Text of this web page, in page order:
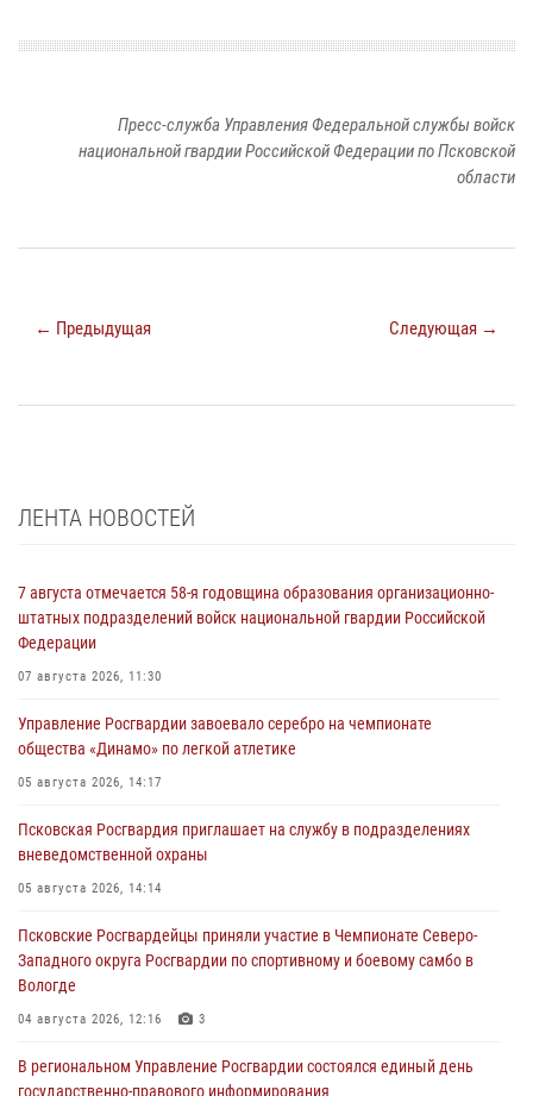
Пресс-служба Управления Федеральной службы войск
национальной гвардии Российской Федерации по Псковской
области
← Предыдущая Следующая →
ЛЕНТА НОВОСТЕЙ
7 августа отмечается 58-я годовщина образования организационно-
штатных подразделений войск национальной гвардии Российской
Федерации
07 августа 2026, 11:30
Управление Росгвардии завоевало серебро на чемпионате
общества «Динамо» по легкой атлетике
05 августа 2026, 14:17
Псковская Росгвардия приглашает на службу в подразделениях
вневедомственной охраны
05 августа 2026, 14:14
Псковские Росгвардейцы приняли участие в Чемпионате Северо-
Западного округа Росгвардии по спортивному и боевому самбо в
Вологде
04 августа 2026, 12:16 3
В региональном Управление Росгвардии состоялся единый день
государственно-правового информирования